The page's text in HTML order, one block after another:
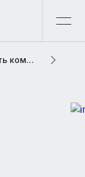
Снять коммерческую недвижимость